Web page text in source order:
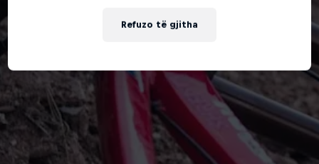
Refuzo të gjitha